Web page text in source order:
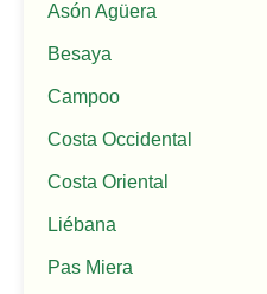
Asón Agüera
Besaya
Campoo
Costa Occidental
Costa Oriental
Liébana
Pas Miera